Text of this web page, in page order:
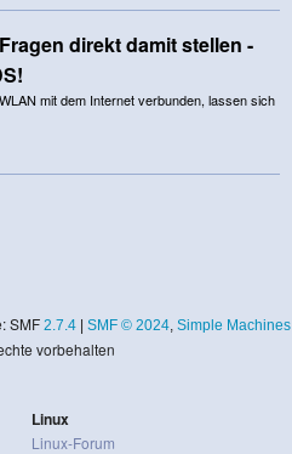
direkt damit stellen -
mit dem Internet verbunden, lassen sich
SMF 2.7.4| SMF © 2024, Simple Machines
vorbehalten
Linux
Linux-Forum